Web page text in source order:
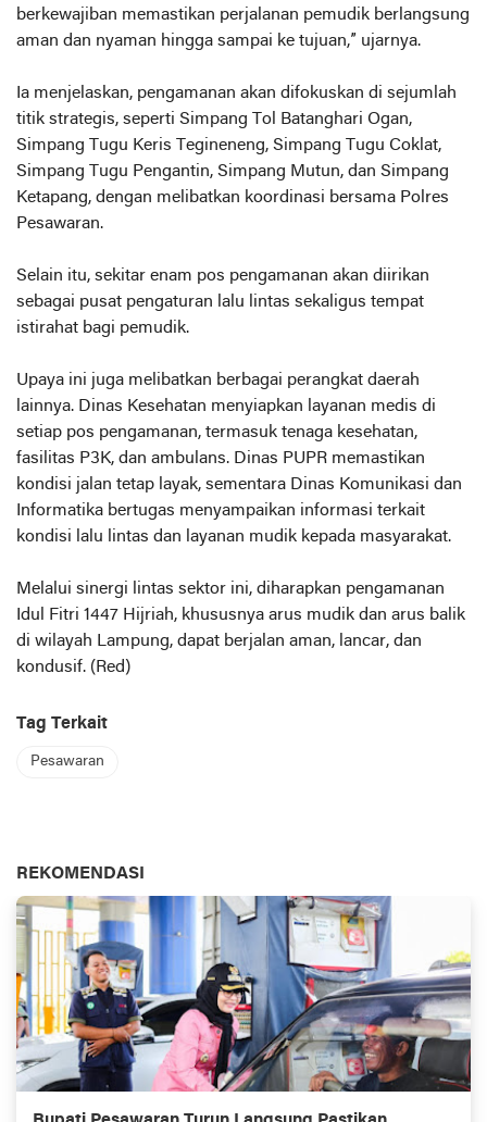
berkewajiban memastikan perjalanan pemudik berlangsung
aman dan nyaman hingga sampai ke tujuan,” ujarnya.
Ia menjelaskan, pengamanan akan difokuskan di sejumlah
titik strategis, seperti Simpang Tol Batanghari Ogan,
Simpang Tugu Keris Tegineneng, Simpang Tugu Coklat,
Simpang Tugu Pengantin, Simpang Mutun, dan Simpang
Ketapang, dengan melibatkan koordinasi bersama Polres
Pesawaran.
Selain itu, sekitar enam pos pengamanan akan diirikan
sebagai pusat pengaturan lalu lintas sekaligus tempat
istirahat bagi pemudik.
Upaya ini juga melibatkan berbagai perangkat daerah
lainnya. Dinas Kesehatan menyiapkan layanan medis di
setiap pos pengamanan, termasuk tenaga kesehatan,
fasilitas P3K, dan ambulans. Dinas PUPR memastikan
kondisi jalan tetap layak, sementara Dinas Komunikasi dan
Informatika bertugas menyampaikan informasi terkait
kondisi lalu lintas dan layanan mudik kepada masyarakat.
Melalui sinergi lintas sektor ini, diharapkan pengamanan
Idul Fitri 1447 Hijriah, khususnya arus mudik dan arus balik
di wilayah Lampung, dapat berjalan aman, lancar, dan
kondusif. (Red)
Tag Terkait
Pesawaran
REKOMENDASI